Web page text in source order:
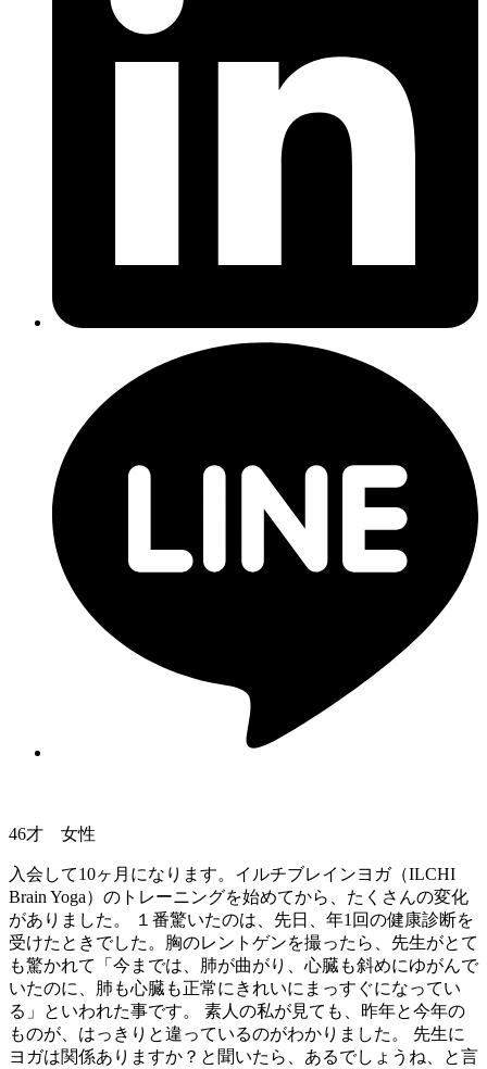
46才 女性
入会して10ヶ月になります。イルチブレインヨガ（ILCHI
Brain Yoga）のトレーニングを始めてから、たくさんの変化
がありました。 １番驚いたのは、先日、年1回の健康診断を
受けたときでした。胸のレントゲンを撮ったら、先生がとて
も驚かれて「今までは、肺が曲がり、心臓も斜めにゆがんで
いたのに、肺も心臓も正常にきれいにまっすぐになってい
る」といわれた事です。 素人の私が見ても、昨年と今年の
ものが、はっきりと違っているのがわかりました。 先生に
ヨガは関係ありますか？と聞いたら、あるでしょうね、と言